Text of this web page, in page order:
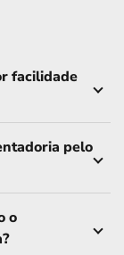
facilidade
pelo
o